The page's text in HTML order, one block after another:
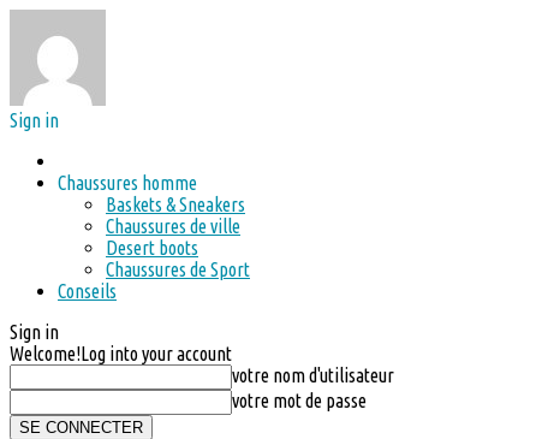
Sign in
Chaussures homme
Baskets & Sneakers
Chaussures de ville
Desert boots
Chaussures de Sport
Conseils
Sign in
Welcome!Log into your account
votre nom d'utilisateur
votre mot de passe